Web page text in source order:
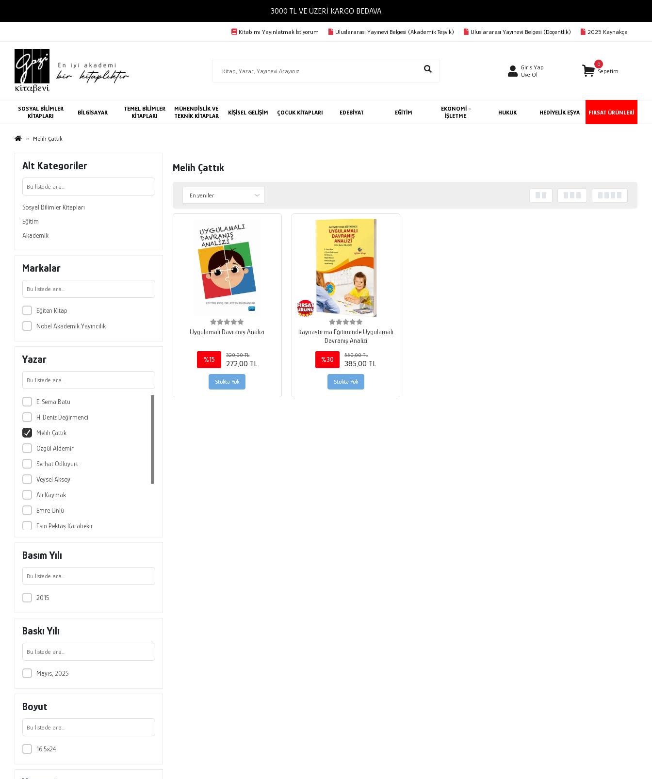
3000 TL VE ÜZERİ KARGO BEDAVA
Kitabımı Yayınlatmak İstiyorum Uluslararası Yayınevi Belgesi (Akademik Teşvik) Uluslararası Yayınevi Belgesi (Doçentlik) 2025 Kaynakça
Giriş Yap
Üye Ol
0
Sepetim
SOSYAL BİLİMLER
KİTAPLARI
BİLGİSAYAR
TEMEL BİLİMLER
KİTAPLARI
MÜHENDİSLİK VE
TEKNİK KİTAPLAR
KİŞİSEL GELİŞİM ÇOCUK KİTAPLARI EDEBİYAT EĞİTİM
EKONOMİ -
İŞLETME
HUKUK HEDİYELİK EŞYA FIRSAT ÜRÜNLERİ
Melih Çattık
Alt Kategoriler
Sosyal Bilimler Kitapları
Eğitim
Akademik
Markalar
Eğiten Kitap
Nobel Akademik Yayıncılık
Yazar
E. Sema Batu
H. Deniz Değirmenci
Melih Çattık
Özgül Aldemir
Serhat Odluyurt
Veysel Aksoy
Ali Kaymak
Emre Ünlü
Esin Pektaş Karabekir
Gökhan İnce
Özge Ünlü
Şerife Şahin
Basım Yılı
2015
Baskı Yılı
Mayıs, 2025
Boyut
16,5x24
Melih Çattık
Uygulamalı Davranış Analizi
%15
320,00 TL
272,00 TL
Stokta Yok
Kaynaştırma Eğitiminde Uygulamalı
Davranış Analizi
%30
550,00 TL
385,00 TL
Stokta Yok